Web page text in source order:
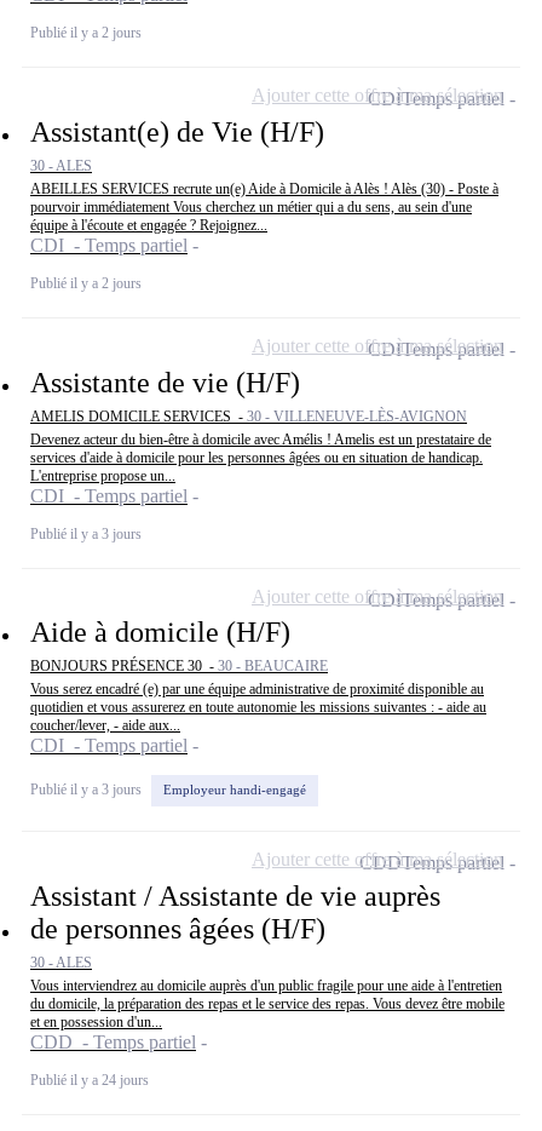
Publié il y a 2 jours
Assistant(e) de Vie (H/F)
30 - ALES
ABEILLES SERVICES recrute un(e) Aide à Domicile à Alès ! Alès (30) - Poste à
pourvoir immédiatement Vous cherchez un métier qui a du sens, au sein d'une
équipe à l'écoute et engagée ? Rejoignez...
CDI - Temps partiel
Publié il y a 2 jours
CDITemps partiel
Ajouter cette offre à ma sélection
Assistante de vie (H/F)
AMELIS DOMICILE SERVICES - 30 - VILLENEUVE-LÈS-AVIGNON
Devenez acteur du bien-être à domicile avec Amélis ! Amelis est un prestataire de
services d'aide à domicile pour les personnes âgées ou en situation de handicap.
L'entreprise propose un...
CDI - Temps partiel
Publié il y a 3 jours
CDITemps partiel
Ajouter cette offre à ma sélection
Aide à domicile (H/F)
BONJOURS PRÉSENCE 30 - 30 - BEAUCAIRE
Vous serez encadré (e) par une équipe administrative de proximité disponible au
quotidien et vous assurerez en toute autonomie les missions suivantes : - aide au
coucher/lever, - aide aux...
CDI - Temps partiel
Publié il y a 3 jours Employeur handi-engagé
CDITemps partiel
Ajouter cette offre à ma sélection
Assistant / Assistante de vie auprès
de personnes âgées (H/F)
30 - ALES
Vous interviendrez au domicile auprès d'un public fragile pour une aide à l'entretien
du domicile, la préparation des repas et le service des repas. Vous devez être mobile
et en possession d'un...
CDD - Temps partiel
Publié il y a 24 jours
CDDTemps partiel
Ajouter cette offre à ma sélection